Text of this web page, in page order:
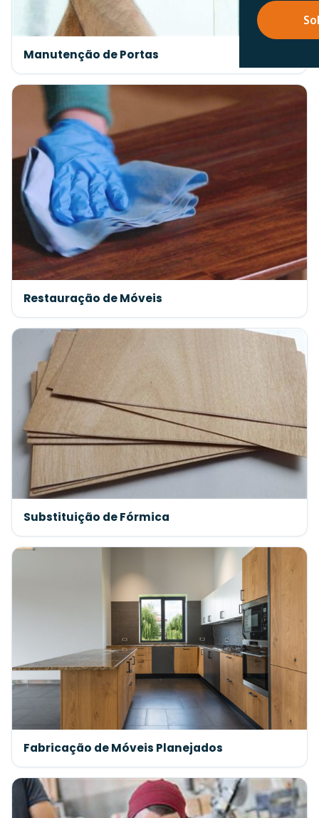
Manutenção de Portas
Restauração de Móveis
Substituição de Fórmica
Fabricação de Móveis Planejados